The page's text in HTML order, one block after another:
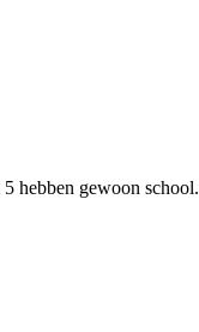
hebben gewoon school.